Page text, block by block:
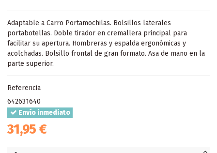
Adaptable a Carro Portamochilas. Bolsillos laterales
portabotellas. Doble tirador en cremallera principal para
facilitar su apertura. Hombreras y espalda ergonómicas y
acolchadas. Bolsillo frontal de gran formato. Asa de mano en la
parte superior.
Referencia
642631640
Envío inmediato
31,95 €